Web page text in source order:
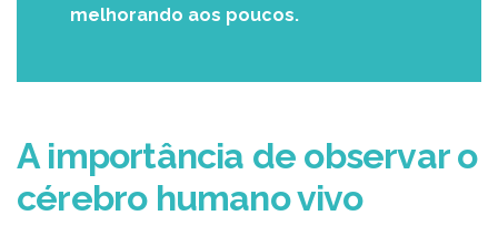
melhorando aos poucos.
A importância de observar o
cérebro humano vivo